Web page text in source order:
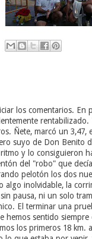
los comentarios.
Ñete, marcó un
suyo de Don Benito
y lo consiguieron
del "robo" que
pelotón los dos
algo inolvidable, la
pausa, ni un solo
El terminar una
hemos sentido
los primeros 18